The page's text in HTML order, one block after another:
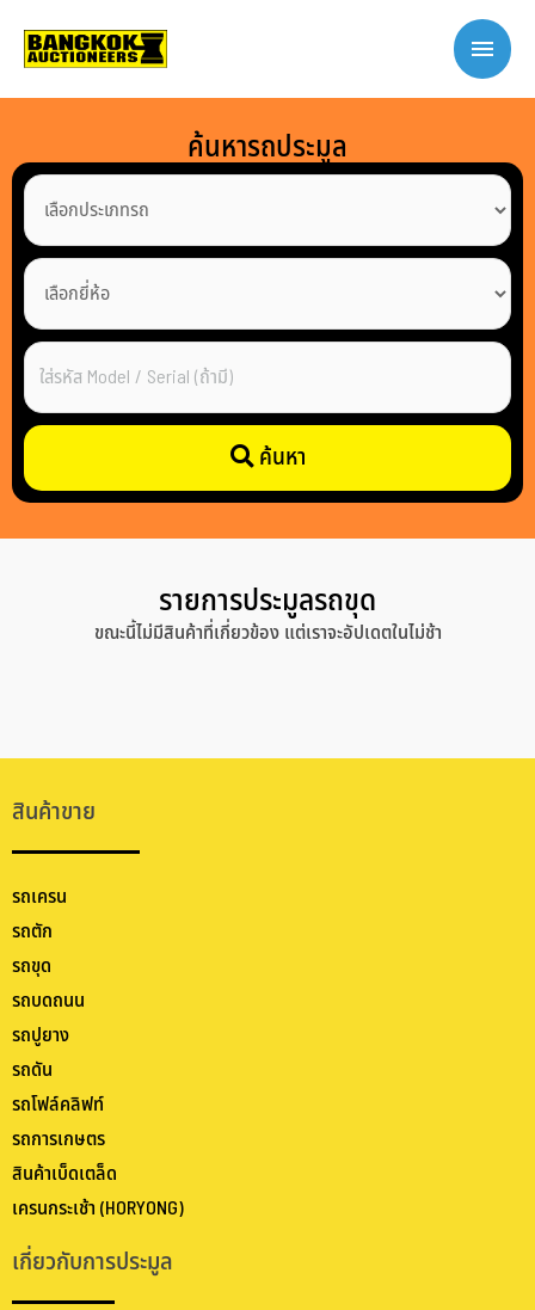
ค้นหารถประมูล
ค้นหา
รายการประมูลรถขุด
ขณะนี้ไม่มีสินค้าที่เกี่ยวข้อง แต่เราจะอัปเดตในไม่ช้า
สินค้าขาย
รถเครน
รถตัก
รถขุด
รถบดถนน
รถปูยาง
รถดัน
รถโฟล์คลิฟท์
รถการเกษตร
สินค้าเบ็ดเตล็ด
เครนกระเช้า (HORYONG)
เกี่ยวกับการประมูล